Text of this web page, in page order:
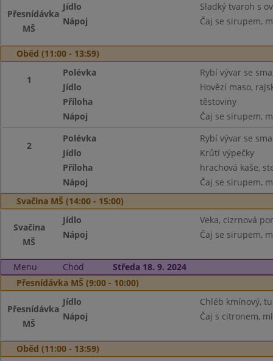
Přesnídávka
MŠ
Jídlo
Sladký tvaroh s
Nápoj
Čaj se sirupem,
Oběd (11:00 - 13:59)
1
Polévka
Rybí vývar se
Jídlo
Hovězí maso,
Příloha
těstoviny
Nápoj
Čaj se sirupem,
2
Polévka
Rybí vývar se
Jídlo
Krůtí výpečky
Příloha
hrachová kaše,
Nápoj
Čaj se sirupem,
Svačina MŠ (14:00 - 15:00)
Svačina
MŠ
Jídlo
Veka, cizrnová
Nápoj
Čaj se sirupem,
Menu Chod
Středa 18. 9. 2024
Přesnídávka MŠ (9:00 - 10:00)
Přesnídávka
MŠ
Jídlo
Chléb kmínový,
Nápoj
Čaj s citronem,
Oběd (11:00 - 13:59)